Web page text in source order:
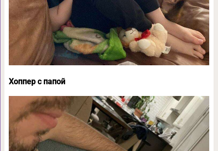
Хоппер с папой